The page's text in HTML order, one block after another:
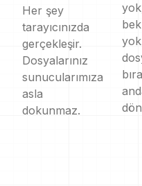
Her şey
tarayıcınızda
gerçekleşir.
Dosyalarınız
sunucularımıza
asla
dokunmaz.